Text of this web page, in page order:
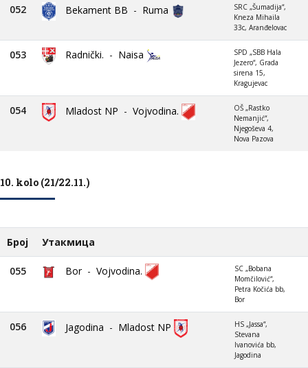
052 Bekament BB - Ruma
SRC „Šumadija“,
Kneza Mihaila
33c, Aranđelovac
053 Radnički. - Naisa
SPD „SBB Hala
Jezero“, Grada
sirena 15,
Kragujevac
054 Mladost NP - Vojvodina.
OŠ „Rastko
Nemanjić“,
Njegoševa 4,
Nova Pazova
10. kolo (21/22.11.)
Број Утакмица
055 Bor - Vojvodina.
SC „Bobana
Momčilović“,
Petra Kočića bb,
Bor
056 Jagodina - Mladost NP
HS „Jassa“,
Stevana
Ivanovića bb,
Jagodina